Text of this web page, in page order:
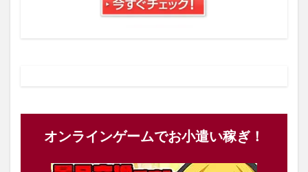
オンラインゲームでお小遣い稼ぎ！